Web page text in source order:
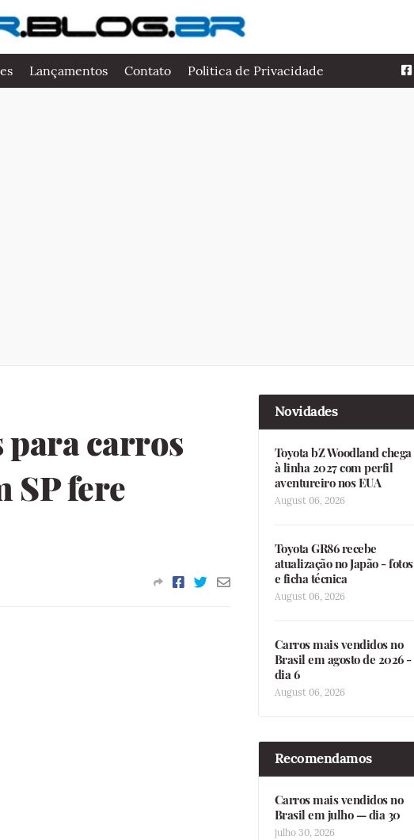
Lançamentos Contato Politica de Privacidade
para carros
SP fere
Novidades
Toyota bZ Woodland chega
à linha 2027 com perfil
aventureiro nos EUA
August 06, 2026
Toyota GR86 recebe
atualização no Japão - fotos
e ficha técnica
August 06, 2026
Carros mais vendidos no
Brasil em agosto de 2026 -
dia 6
August 06, 2026
Recomendamos
Carros mais vendidos no
Brasil em julho — dia 30
julho 30, 2026